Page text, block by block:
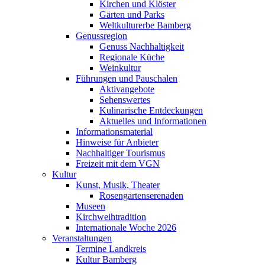
Kirchen und Klöster
Gärten und Parks
Weltkulturerbe Bamberg
Genussregion
Genuss Nachhaltigkeit
Regionale Küche
Weinkultur
Führungen und Pauschalen
Aktivangebote
Sehenswertes
Kulinarische Entdeckungen
Aktuelles und Informationen
Informationsmaterial
Hinweise für Anbieter
Nachhaltiger Tourismus
Freizeit mit dem VGN
Kultur
Kunst, Musik, Theater
Rosengartenserenaden
Museen
Kirchweihtradition
Internationale Woche 2026
Veranstaltungen
Termine Landkreis
Kultur Bamberg